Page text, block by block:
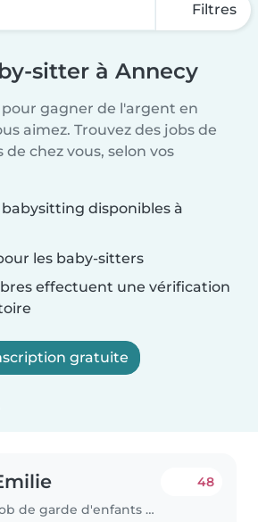
Filtres
sitter à Annecy
gagner de l'argent en
aimez. Trouvez des jobs de
chez vous, selon vos
babysitting disponibles à
les baby-sitters
effectuent une vérification
gratuite
Job de garde d'enfants à Annecy
48